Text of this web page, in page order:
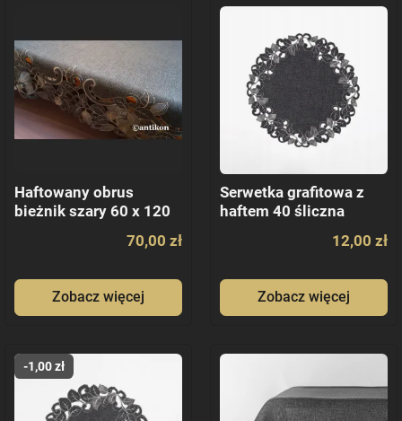
Haftowany obrus
bieżnik szary 60 x 120
70,00 zł
Zobacz więcej
Serwetka grafitowa z
haftem 40 śliczna
12,00 zł
Zobacz więcej
-1,00 zł